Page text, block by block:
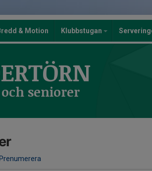
& Motion Klubbstugan
seniorer